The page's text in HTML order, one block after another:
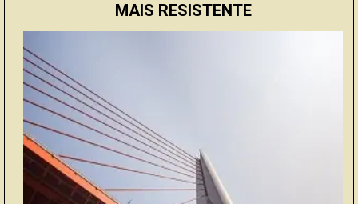
MAIS RESISTENTE